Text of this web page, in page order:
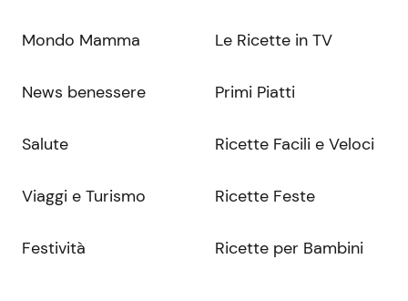
Mondo Mamma
News benessere
Salute
Viaggi e Turismo
Festività
Le Ricette in TV
Primi Piatti
Ricette Facili e Veloci
Ricette Feste
Ricette per Bambini